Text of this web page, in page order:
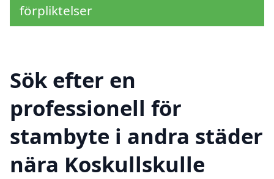
förpliktelser
Sök efter en
professionell för
stambyte i andra städer
nära Koskullskulle